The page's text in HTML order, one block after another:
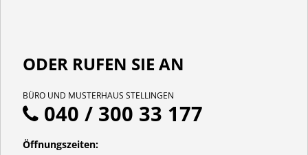
ODER RUFEN SIE AN
BÜRO UND MUSTERHAUS STELLINGEN
040 / 300 33 177
Öffnungszeiten: